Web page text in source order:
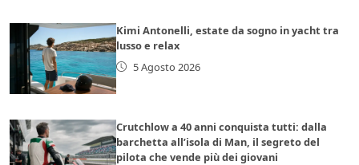
Kimi Antonelli, estate da sogno in yacht tra
lusso e relax
5 Agosto 2026
Crutchlow a 40 anni conquista tutti: dalla
barchetta all’isola di Man, il segreto del
pilota che vende più dei giovani